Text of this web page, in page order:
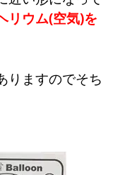
リウム(空気)を
りますのでそち